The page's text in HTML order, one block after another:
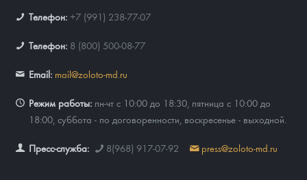
Телефон: +7 (991) 238-77-07
Телефон: 8 (800) 500-08-77
Email: mail@zoloto-md.ru
Режим работы: пн-чт с 10:00 до 18:30, пятница с 10:00 до
18:00, суббота - по договоренности, воскресенье - выходной.
Пресс-служба: 8(968) 917-07-92 press@zoloto-md.ru